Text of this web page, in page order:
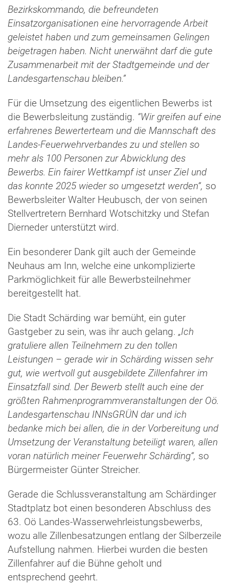
Bezirkskommando, die befreundeten
Einsatzorganisationen eine hervorragende Arbeit
geleistet haben und zum gemeinsamen Gelingen
beigetragen haben. Nicht unerwähnt darf die gute
Zusammenarbeit mit der Stadtgemeinde und der
Landesgartenschau bleiben.”
Für die Umsetzung des eigentlichen Bewerbs ist
die Bewerbsleitung zuständig. “Wir greifen auf eine
erfahrenes Bewerterteam und die Mannschaft des
Landes-Feuerwehrverbandes zu und stellen so
mehr als 100 Personen zur Abwicklung des
Bewerbs. Ein fairer Wettkampf ist unser Ziel und
das konnte 2025 wieder so umgesetzt werden“, so
Bewerbsleiter Walter Heubusch, der von seinen
Stellvertretern Bernhard Wotschitzky und Stefan
Dierneder unterstützt wird.
Ein besonderer Dank gilt auch der Gemeinde
Neuhaus am Inn, welche eine unkomplizierte
Parkmöglichkeit für alle Bewerbsteilnehmer
bereitgestellt hat.
Die Stadt Schärding war bemüht, ein guter
Gastgeber zu sein, was ihr auch gelang. „Ich
gratuliere allen Teilnehmern zu den tollen
Leistungen – gerade wir in Schärding wissen sehr
gut, wie wertvoll gut ausgebildete Zillenfahrer im
Einsatzfall sind. Der Bewerb stellt auch eine der
größten Rahmenprogrammveranstaltungen der Oö.
Landesgartenschau INNsGRÜN dar und ich
bedanke mich bei allen, die in der Vorbereitung und
Umsetzung der Veranstaltung beteiligt waren, allen
voran natürlich meiner Feuerwehr Schärding“, so
Bürgermeister Günter Streicher.
Gerade die Schlussveranstaltung am Schärdinger
Stadtplatz bot einen besonderen Abschluss des
63. Oö Landes-Wasserwehrleistungsbewerbs,
wozu alle Zillenbesatzungen entlang der Silberzeile
Aufstellung nahmen. Hierbei wurden die besten
Zillenfahrer auf die Bühne geholt und
entsprechend geehrt.